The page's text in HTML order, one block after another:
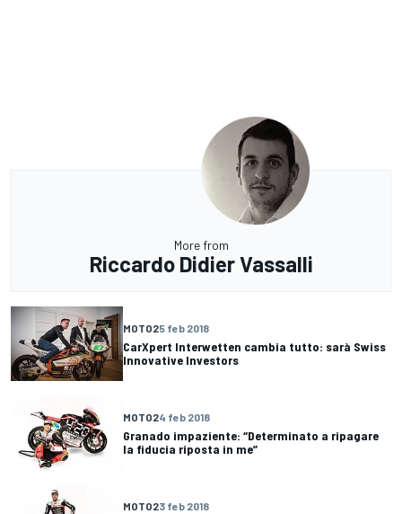
More from
Riccardo Didier Vassalli
MOTO25 feb 2018
CarXpert Interwetten cambia tutto: sarà Swiss
Innovative Investors
MOTO24 feb 2018
Granado impaziente: “Determinato a ripagare
la fiducia riposta in me”
MOTO23 feb 2018